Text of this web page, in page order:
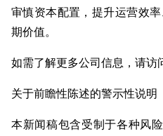
审慎资本配置，提升运营效
期价值。
如需了解更多公司信息，请
关于前瞻性陈述的警示性说明
本新闻稿包含受制于各种风